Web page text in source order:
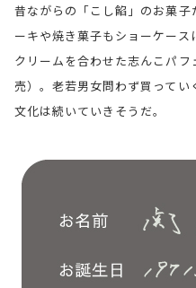
昔ながらの「こし餡」のお菓
ーキや焼き菓子もショーケー
クリームを合わせた志んこパ
売）。老若男女問わず買ってい
文化は続いていきそうだ。